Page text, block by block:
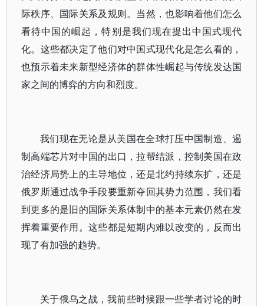
际秩序、国际关系及规则。当然，也影响着他们怎么
看待中国的崛起，特别是我们现在提出中国式现代
化。这些都决定了他们对中国式现代化是怎么看的，
也预示着未来新型经济体的群体性崛起与传统发达国
家之间的博弈的方向和烈度。
我们现在无论是从美国在全球打压中国制造、遏
制高端芯片对中国的出口，拉帮结派，控制美国在政
治经济局势上的主导地位，还是北约持续东扩，还是
俄罗斯通过战争手段要重新夺回其势力范围，我们看
到更多的是旧的国际关系体制中的基本元素仍然在发
挥着重要作用。这些都是短期内难以改变的，反而出
现了有加强的趋势。
关于俄乌之战，我前些时候跟一些学者讨论的时